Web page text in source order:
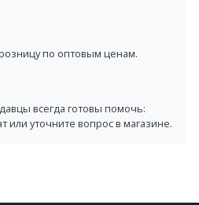
по оптовым ценам.
всегда готовы помочь:
или уточните вопрос в магазине.